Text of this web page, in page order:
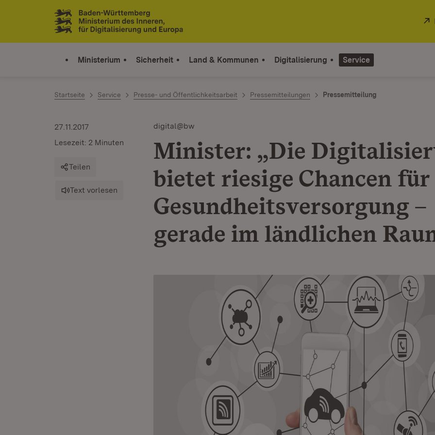
Zum Inhalt springen
Link zur Startseite
Ministerium Sicherheit Land & Kommunen Digitalisierung Service
Startseite Service Presse- und Öffentlichkeitsarbeit Pressemitteilungen Pressemitteilung
digital@bw
Minister: „Die
bietet riesige Chancen für
Gesundheitsversorgung –
gerade im ländlichen
27.11.2017
Lesezeit: 2 Minuten
Teilen
Text vorlesen